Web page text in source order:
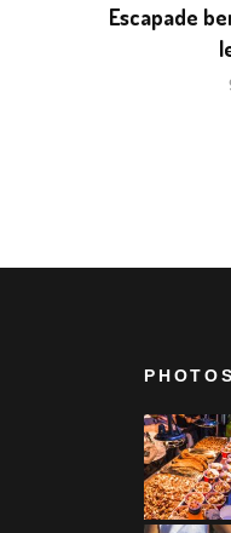
Escapade
PHOTOS